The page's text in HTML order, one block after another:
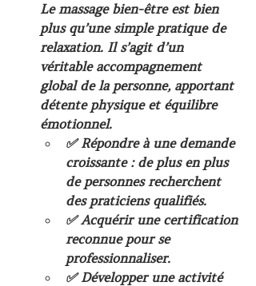
Le massage bien-être est bien
plus qu’une simple pratique de
relaxation. Il s’agit d’un
véritable accompagnement
global de la personne, apportant
détente physique et équilibre
émotionnel.
✅ Répondre à une demande
croissante : de plus en plus
de personnes recherchent
des praticiens qualifiés.
✅ Acquérir une certification
reconnue pour se
professionnaliser.
✅ Développer une activité